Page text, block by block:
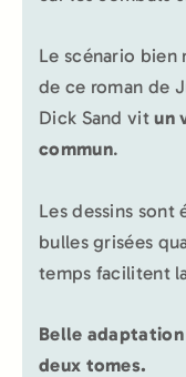
Le scénario bien
de ce roman de
Dick Sand vitun
commun.
Les dessins sont
bulles grisées
temps facilitent
Belle adaptation
deux tomes.